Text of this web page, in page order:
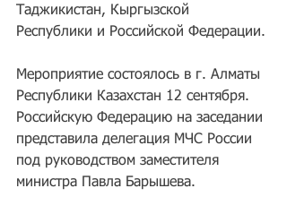
Таджикистан, Кыргызской
Республики и Российской Федерации.
Мероприятие состоялось в г. Алматы
Республики Казахстан 12 сентября.
Российскую Федерацию на заседании
представила делегация МЧС России
под руководством заместителя
министра Павла Барышева.